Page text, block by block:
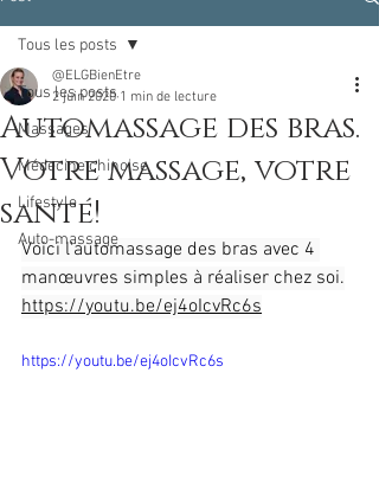
Tous les posts
Massages
Médecine chinoise
Lifestyle
Auto-massage
Tous les posts
Automassage des bras.
Votre massage, votre
santé!
@ELGBienEtre
2 juin 2020 1 min de lecture
Voici l'automassage des bras avec 4
manœuvres simples à réaliser chez soi.
https://youtu.be/ej4oIcvRc6s
https://youtu.be/ej4oIcvRc6s